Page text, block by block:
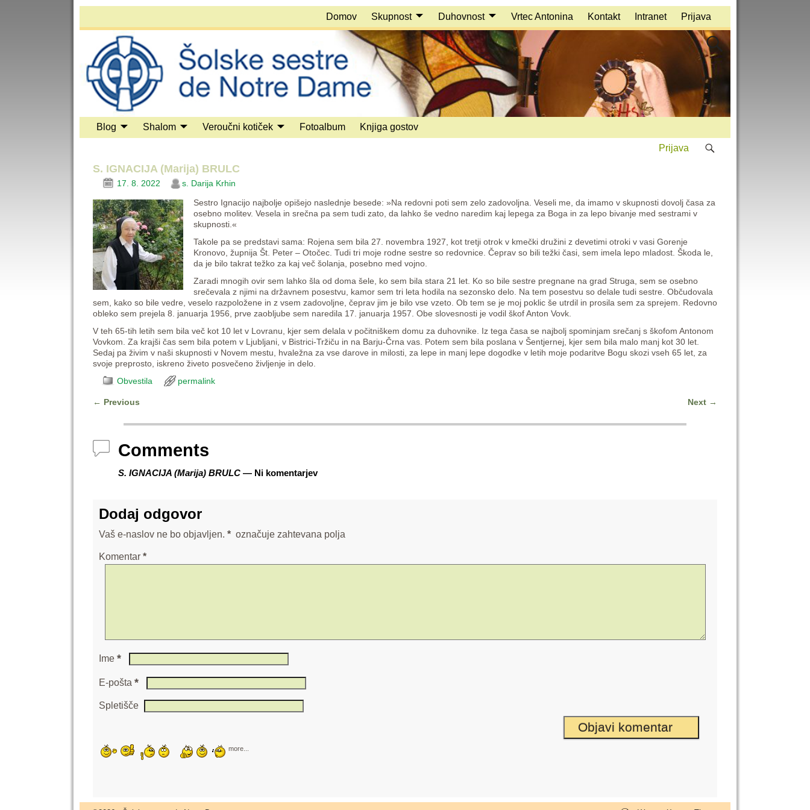
Domov Skupnost Duhovnost Vrtec Antonina Kontakt Intranet Prijava
Blog Shalom Veroučni kotiček Fotoalbum Knjiga gostov
Prijava
S. IGNACIJA (Marija) BRULC
17. 8. 2022
s. Darija Krhin
Sestro Ignacijo najbolje opišejo naslednje besede: »Na redovni poti sem zelo zadovoljna. Veseli me, da imamo v skupnosti dovolj časa za
osebno molitev. Vesela in srečna pa sem tudi zato, da lahko še vedno naredim kaj lepega za Boga in za lepo bivanje med sestrami v
skupnosti.«
Takole pa se predstavi sama: Rojena sem bila 27. novembra 1927, kot tretji otrok v kmečki družini z devetimi otroki v vasi Gorenje
Kronovo, župnija Št. Peter – Otočec. Tudi tri moje rodne sestre so redovnice. Čeprav so bili težki časi, sem imela lepo mladost. Škoda le,
da je bilo takrat težko za kaj več šolanja, posebno med vojno.
Zaradi mnogih ovir sem lahko šla od doma šele, ko sem bila stara 21 let. Ko so bile sestre pregnane na grad Struga, sem se osebno
srečevala z njimi na državnem posestvu, kamor sem tri leta hodila na sezonsko delo. Na tem posestvu so delale tudi sestre. Občudovala
sem, kako so bile vedre, veselo razpoložene in z vsem zadovoljne, čeprav jim je bilo vse vzeto. Ob tem se je moj poklic še utrdil in prosila sem za sprejem. Redovno
obleko sem prejela 8. januarja 1956, prve zaobljube sem naredila 17. januarja 1957. Obe slovesnosti je vodil škof Anton Vovk.
V teh 65-tih letih sem bila več kot 10 let v Lovranu, kjer sem delala v počitniškem domu za duhovnike. Iz tega časa se najbolj spominjam srečanj s škofom Antonom
Vovkom. Za krajši čas sem bila potem v Ljubljani, v Bistrici-Tržiču in na Barju-Črna vas. Potem sem bila poslana v Šentjernej, kjer sem bila malo manj kot 30 let.
Sedaj pa živim v naši skupnosti v Novem mestu, hvaležna za vse darove in milosti, za lepe in manj lepe dogodke v letih moje podaritve Bogu skozi vseh 65 let, za
svoje preprosto, iskreno živeto posvečeno življenje in delo.
Obvestila
permalink
← Previous Next →
Comments
S. IGNACIJA (Marija) BRULC— Ni komentarjev
Dodaj odgovor
Vaš e-naslov ne bo objavljen. * označuje zahtevana polja
Komentar *
Ime *
E-pošta *
Spletišče
more...